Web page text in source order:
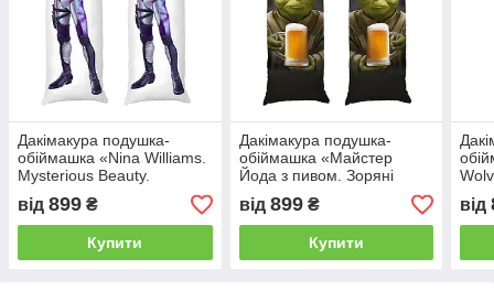
Дакімакура подушка-
обіймашка «Nina Williams.
Mysterious Beauty.
Tekken»
від 899 ₴
Купити
Дакімакура подушка-
обіймашка «Майстер
Йода з пивом. Зоряні
війни. Master Yoda with
beer. Star wars»
від 899₴
Купити
від